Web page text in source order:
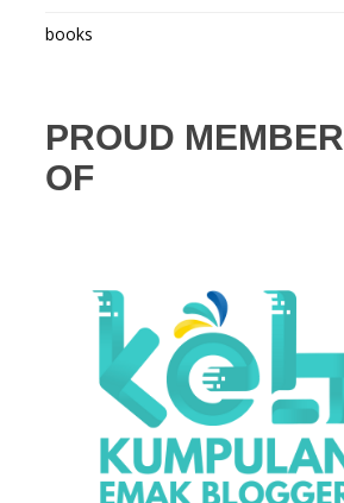
books
PROUD MEMBER
OF